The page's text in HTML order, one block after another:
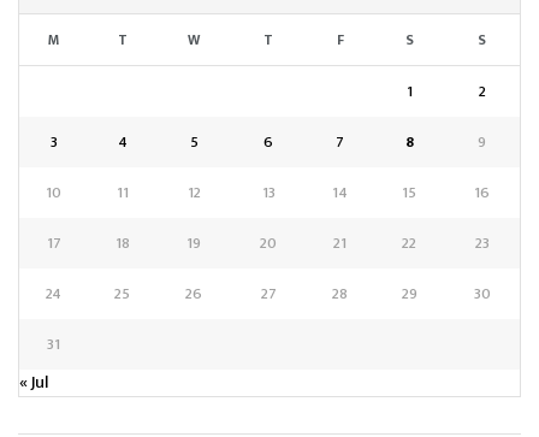
M T W T F S S
1
2
3
4 5 6 7 8
9
10
11 12 13 14 15
16
17
18 19 20 21 22
23
24
25 26 27 28 29
30
31
« Jul